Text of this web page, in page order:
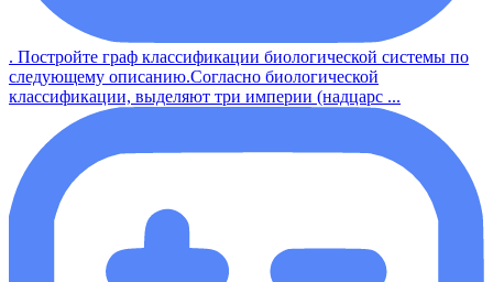
. Постройте граф классификации биологической системы по
следующему описанию.Согласно биологической
классификации, выделяют три империи (надцарс ...